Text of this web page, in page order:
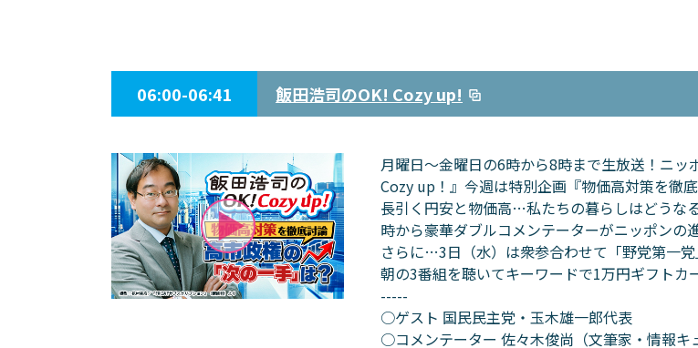
06:00-06:41 飯田浩司のOK! Cozy up!
月曜日～金曜日の6時から8時まで生放送！ニッ
Cozy up！』今週は特別企画『物価高対策を徹
長引く円安と物価高…私たちの暮らしはどうな
時から豪華ダブルコメンテーターがニッポンの
さらに…3日（水）は衆参合わせて「野党第一
朝の3番組を聴いてキーワードで1万円ギフトカ
-----
○ゲスト 国民民主党・玉木雄一郎代表
○コメンテーター 佐々木俊尚（文筆家・情報キ